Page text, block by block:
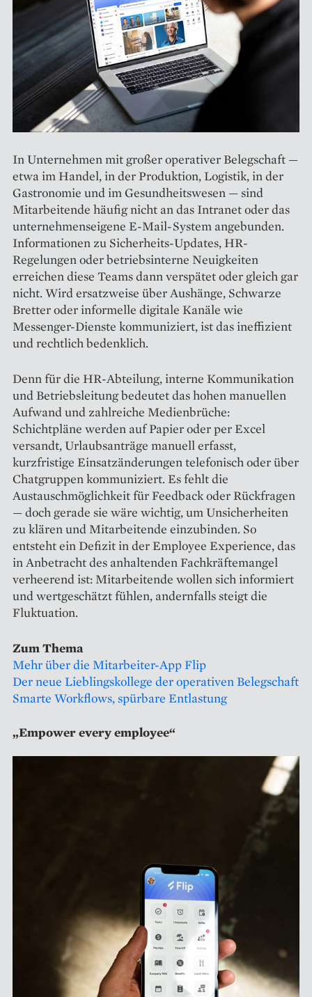
In Unternehmen mit großer operativer Belegschaft —
etwa im Handel, in der Produktion, Logistik, in der
Gastronomie und im Gesundheitswesen — sind
Mitarbeitende häufig nicht an das Intranet oder das
unternehmenseigene E-Mail-System angebunden.
Informationen zu Sicherheits-Updates, HR-
Regelungen oder betriebsinterne Neuigkeiten
erreichen diese Teams dann verspätet oder gleich gar
nicht. Wird ersatzweise über Aushänge, Schwarze
Bretter oder informelle digitale Kanäle wie
Messenger-Dienste kommuniziert, ist das ineffizient
und rechtlich bedenklich.
Denn für die HR-Abteilung, interne Kommunikation
und Betriebsleitung bedeutet das hohen manuellen
Aufwand und zahlreiche Medienbrüche:
Schichtpläne werden auf Papier oder per Excel
versandt, Urlaubsanträge manuell erfasst,
kurzfristige Einsatzänderungen telefonisch oder über
Chatgruppen kommuniziert. Es fehlt die
Austauschmöglichkeit für Feedback oder Rückfragen
— doch gerade sie wäre wichtig, um Unsicherheiten
zu klären und Mitarbeitende einzubinden. So
entsteht ein Defizit in der Employee Experience, das
in Anbetracht des anhaltenden Fachkräftemangel
verheerend ist: Mitarbeitende wollen sich informiert
und wertgeschätzt fühlen, andernfalls steigt die
Fluktuation.
Zum Thema
Mehr über die Mitarbeiter-App Flip
Der neue Lieblingskollege der operativen Belegschaft
Smarte Workflows, spürbare Entlastung
„Empower every employee“